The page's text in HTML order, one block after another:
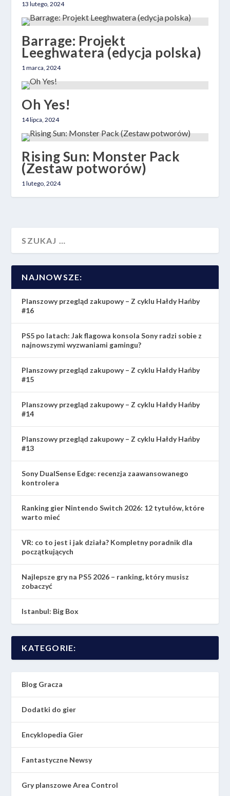
13 lutego, 2024
Barrage: Projekt
Leeghwatera (edycja polska)
1 marca, 2024
Oh Yes!
14 lipca, 2024
Rising Sun: Monster Pack
(Zestaw potworów)
1 lutego, 2024
NAJNOWSZE:
Planszowy przegląd zakupowy – Z cyklu Hałdy Hańby
#16
PS5 po latach: Jak flagowa konsola Sony radzi sobie z
najnowszymi wyzwaniami gamingu?
Planszowy przegląd zakupowy – Z cyklu Hałdy Hańby
#15
Planszowy przegląd zakupowy – Z cyklu Hałdy Hańby
#14
Planszowy przegląd zakupowy – Z cyklu Hałdy Hańby
#13
Sony DualSense Edge: recenzja zaawansowanego
kontrolera
Ranking gier Nintendo Switch 2026: 12 tytułów, które
warto mieć
VR: co to jest i jak działa? Kompletny poradnik dla
początkujących
Najlepsze gry na PS5 2026 – ranking, który musisz
zobaczyć
Istanbul: Big Box
KATEGORIE:
Blog Gracza
Dodatki do gier
Encyklopedia Gier
Fantastyczne Newsy
Gry planszowe Area Control